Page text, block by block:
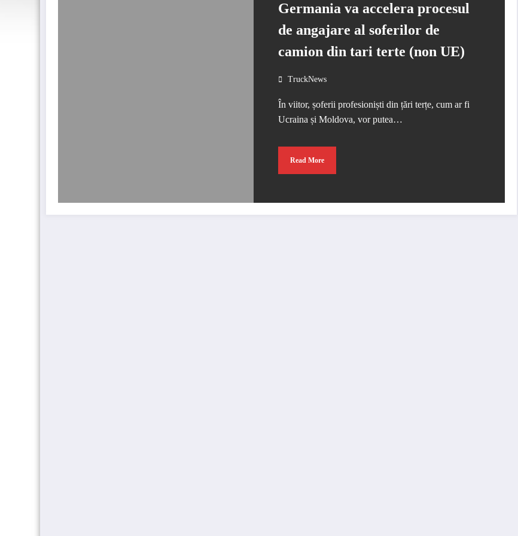
Germania va accelera procesul
de angajare al soferilor de
camion din tari terte (non UE)
TruckNews
În viitor, șoferii profesioniști din țări terțe, cum ar fi
Ucraina și Moldova, vor putea…
Read More